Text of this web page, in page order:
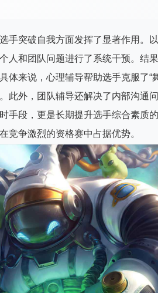
手突破自我方面发挥了显著作用。
人和团队问题进行了系统干预。结
来说，心理辅导帮助选手克服了“
此外，团队辅导还解决了内部沟通
手段，更是长期提升选手综合素质
竞争激烈的资格赛中占据优势。